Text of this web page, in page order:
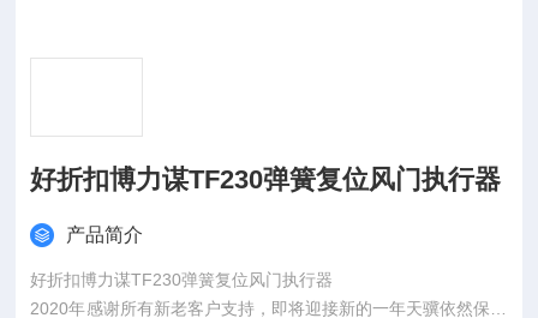
好折扣博力谋TF230弹簧复位风门执行器
产品简介
好折扣博力谋TF230弹簧复位风门执行器
2020年感谢所有新老客户支持，即将迎接新的一年天骥依然保持